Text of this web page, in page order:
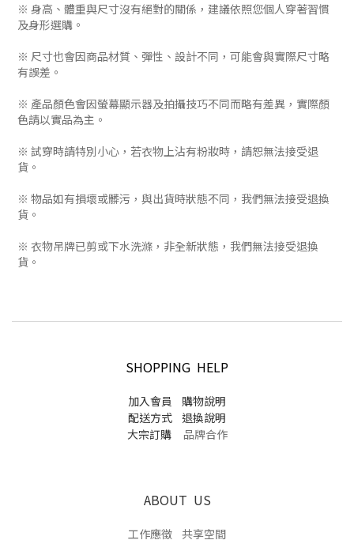
※ 身高、體重與尺寸沒有絕對的關係，建議依照您個人穿著習慣
及身形選購。
※ 尺寸也會因商品材質、彈性、設計不同，可能會與實際尺寸略
有誤差。
※ 產品顏色會因螢幕顯示器及拍攝技巧不同而略有差異，實際顏
色請以實品為主。
※ 試穿時請特別小心，若衣物上沾有粉妝時，請恕無法接受退
貨。
※ 物品如有損壞或髒污，與出貨時狀態不同，我們無法接受退換
貨。
※ 衣物吊牌已剪或下水洗滌，非全新狀態，我們無法接受退換
貨。
SHOPPING HELP
加入會員
購物說明
配送方式
退換說明
大宗訂購品牌合作
ABOUT US
工作應徵 共享空間